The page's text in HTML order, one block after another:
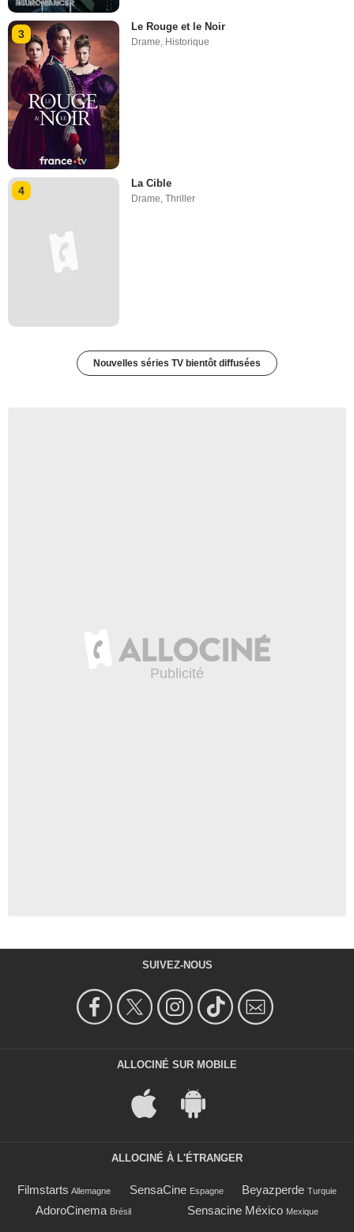
3
Le Rouge et le Noir
Drame, Historique
4
La Cible
Drame,Thriller
Nouvelles séries TV bientôt diffusées
SUIVEZ-NOUS
ALLOCINÉ SUR MOBILE
ALLOCINÉ À L'ÉTRANGER
Filmstarts Allemagne SensaCine Espagne Beyazperde Turquie
AdoroCinema Brésil Sensacine México Mexique